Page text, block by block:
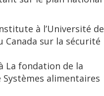
à l’Université de
Canada sur la sécurité
La fondation de la
alimentaires